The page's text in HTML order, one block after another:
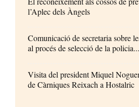
l’Aplec dels Àngels
Comunicació de secretaria sobre
al procés de selecció de la policia...
Visita del president Miquel
de Càrniques Reixach a Hostalric